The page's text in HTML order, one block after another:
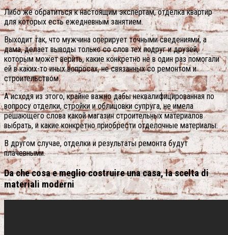
Либо же обратиться к настоящим экспертам, отделка квартир
для которых есть ежедневным занятием.
Выходит так, что мужчина оперирует точными сведениями, а
дама, делает выводы только со слов тех подруг и друзей,
которым может верить, какие конкретно не в один раз помогали
ей в каких-то иных вопросах, не связанных со ремонтом и
строительством.
А исходя из этого, крайне важно дабы неквалифицированная по
вопросу отделки, стройки и облицовки супруга, не имела
решающего слова какой магазин строительных материалов
выбрать, и какие конкретно приобрести отделочные материалы.
В другом случае, отделки и результаты ремонта будут
плачевными.
Da che cosa e meglio costruire una casa, la scelta di
materiali moderni